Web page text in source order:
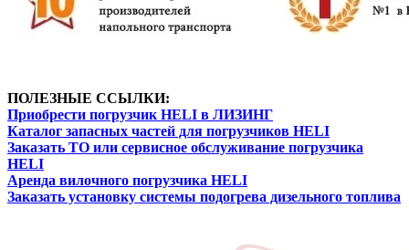
ПОЛЕЗНЫЕ ССЫЛКИ:
Приобрести погрузчик HELI в ЛИЗИНГ
Каталог запасных частей для погрузчиков HELI
Заказать ТО или сервисное обслуживание погрузчика
HELI
Аренда вилочного погрузчика HELI
Заказать установку системы подогрева дизельного топлива